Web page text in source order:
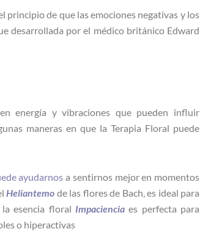
principio de que las emociones negativas y los
desarrollada por el médico británico Edward
energía y vibraciones que pueden influir
maneras en que la Terapia Floral puede
ayudarnos a sentirnos mejor en momentos
Heliantemo de las flores de Bach, es ideal para
esencia floral Impaciencia es perfecta para
o hiperactivas